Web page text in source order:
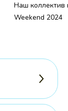
Наш
Weekend 2024